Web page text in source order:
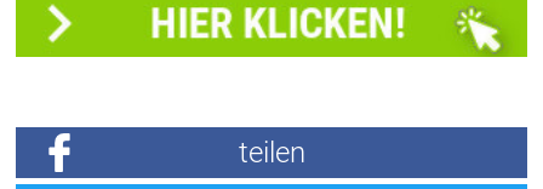
teilen